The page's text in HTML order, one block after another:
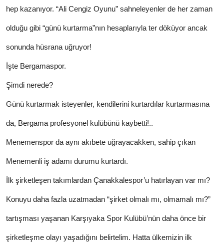
hep kazanıyor. “Ali Cengiz Oyunu” sahneleyenler de her zaman
olduğu gibi “günü kurtarma”nın hesaplarıyla ter döküyor ancak
sonunda hüsrana uğruyor!
İşte Bergamaspor.
Şimdi nerede?
Günü kurtarmak isteyenler, kendilerini kurtardılar kurtarmasına
da, Bergama profesyonel kulübünü kaybetti!..
Menemenspor da aynı akıbete uğrayacakken, sahip çıkan
Menemenli iş adamı durumu kurtardı.
İlk şirketleşen takımlardan Çanakkalespor’u hatırlayan var mı?
Konuyu daha fazla uzatmadan “şirket olmalı mı, olmamalı mı?”
tartışması yaşanan Karşıyaka Spor Kulübü’nün daha önce bir
şirketleşme olayı yaşadığını belirtelim. Hatta ülkemizin ilk